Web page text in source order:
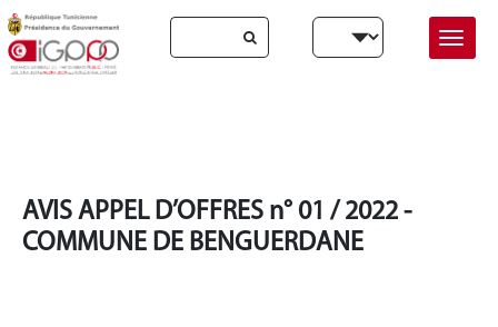
Skip to main content
Select your language
Accueil Collectivités Locales
AVIS APPEL D’OFFRES n° 01 / 2022 -
COMMUNE DE BENGUERDANE